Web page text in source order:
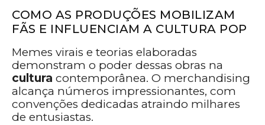
COMO AS PRODUÇÕES MOBILIZAM
FÃS E INFLUENCIAM A CULTURA POP
Memes virais e teorias elaboradas
demonstram o poder dessas obras na
cultura contemporânea. O merchandising
alcança números impressionantes, com
convenções dedicadas atraindo milhares
de entusiastas.